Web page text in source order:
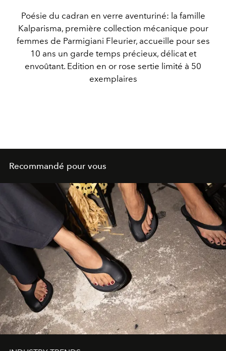
Poésie du cadran en verre aventuriné: la famille
Kalparisma, première collection mécanique pour
femmes de Parmigiani Fleurier, accueille pour ses
10 ans un garde temps précieux, délicat et
envoûtant. Edition en or rose sertie limité à 50
exemplaires
Recommandé pour vous